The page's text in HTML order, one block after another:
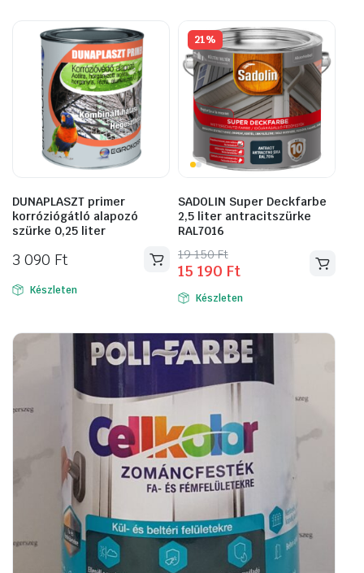
DUNAPLASZT primer
korróziógátló alapozó
szürke 0,25 liter
3 090 Ft
Készleten
21%
SADOLIN Super Deckfarbe
2,5 liter antracitszürke
RAL7016
19 150Ft
Original
price
was:
150 Ft.
15 190 Ft
Current
price
is:
190 Ft.
Készleten